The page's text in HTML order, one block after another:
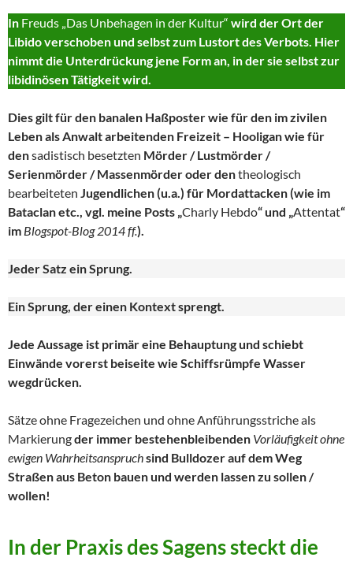
In Freuds „Das Unbehagen in der Kultur“ wird der Ort der
Libido verschoben und selbst zum Lustort des Verbots. Hier
nimmt die Unterdrückung jene Form an, in der sie selbst zur
libidinösen Tätigkeit wird.
Dies gilt für den banalen Haßposter wie für den im zivilen
Leben als Anwalt arbeitenden Freizeit – Hooligan wie für
densadistisch besetzten Mörder / Lustmörder /
Serienmörder / Massenmörder oder dentheologisch
bearbeiteten Jugendlichen (u.a.) für Mordattacken (wie im
Bataclan etc., vgl. meine Posts „Charly Hebdo“ und „Attentat“
im Blogspot-Blog 2014 ff.).
Jeder Satz ein Sprung.
Ein Sprung, der einen Kontext sprengt.
Jede Aussage ist primär eine Behauptung und schiebt
Einwände vorerst beiseite wie Schiffsrümpfe Wasser
wegdrücken.
Sätze ohne Fragezeichen und ohne Anführungsstriche als
Markierungder immer bestehenbleibenden Vorläufigkeit ohne
ewigen Wahrheitsanspruchsind Bulldozer auf dem Weg
Straßen aus Beton bauen und werden lassen zu sollen /
wollen!
In der Praxis des Sagenssteckt die